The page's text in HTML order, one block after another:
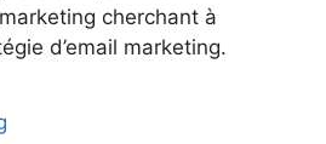
cherchant à
d’email marketing.